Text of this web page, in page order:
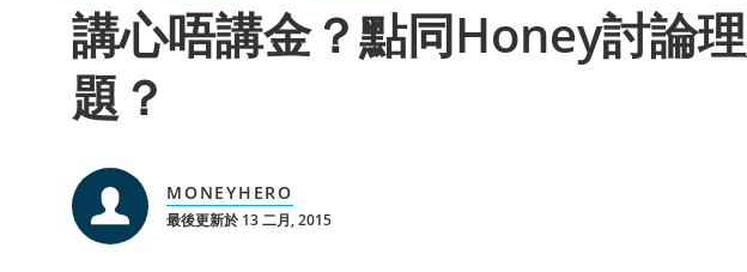
講心唔講金？點同Honey討論
題？
MONEYHERO
最後更新於 13 二月, 2015